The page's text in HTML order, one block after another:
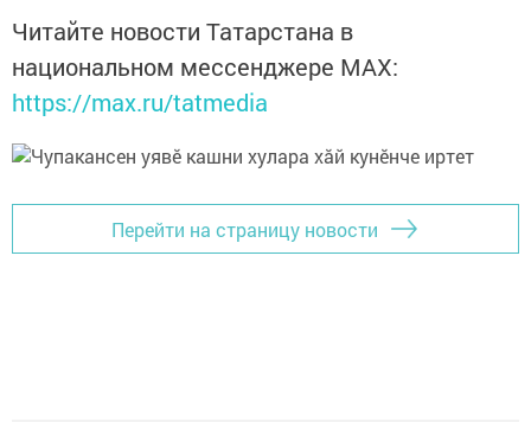
Читайте новости Татарстана в
национальном мессенджере MАХ:
https://max.ru/tatmedia
Перейти на страницу новости